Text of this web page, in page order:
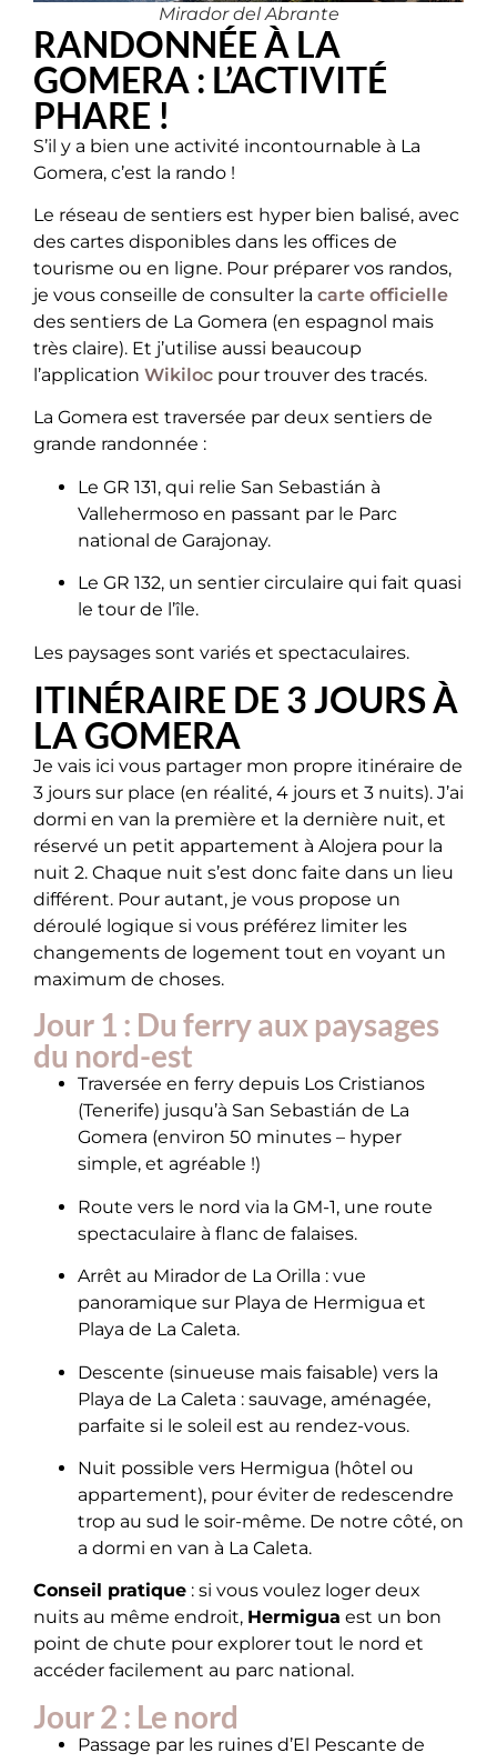
Mirador del Abrante
RANDONNÉE À LA
GOMERA : L’ACTIVITÉ
PHARE !
S’il y a bien une activité incontournable à La
Gomera, c’est la rando !
Le réseau de sentiers est hyper bien balisé, avec
des cartes disponibles dans les offices de
tourisme ou en ligne. Pour préparer vos randos,
je vous conseille de consulter la carte officielle
des sentiers de La Gomera (en espagnol mais
très claire). Et j’utilise aussi beaucoup
l’application Wikiloc pour trouver des tracés.
La Gomera est traversée par deux sentiers de
grande randonnée :
Le GR 131, qui relie San Sebastián à
Vallehermoso en passant par le Parc
national de Garajonay.
Le GR 132, un sentier circulaire qui fait quasi
le tour de l’île.
Les paysages sont variés et spectaculaires.
ITINÉRAIRE DE 3 JOURS À
LA GOMERA
Je vais ici vous partager mon propre itinéraire de
3 jours sur place (en réalité, 4 jours et 3 nuits). J’ai
dormi en van la première et la dernière nuit, et
réservé un petit appartement à Alojera pour la
nuit 2. Chaque nuit s’est donc faite dans un lieu
différent. Pour autant, je vous propose un
déroulé logique si vous préférez limiter les
changements de logement tout en voyant un
maximum de choses.
Jour 1 : Du ferry aux paysages
du nord-est
Traversée en ferry depuis Los Cristianos
(Tenerife) jusqu’à San Sebastián de La
Gomera (environ 50 minutes – hyper
simple, et agréable !)
Route vers le nord via la GM-1, une route
spectaculaire à flanc de falaises.
Arrêt au Mirador de La Orilla : vue
panoramique sur Playa de Hermigua et
Playa de La Caleta.
Descente (sinueuse mais faisable) vers la
Playa de La Caleta : sauvage, aménagée,
parfaite si le soleil est au rendez-vous.
Nuit possible vers Hermigua (hôtel ou
appartement), pour éviter de redescendre
trop au sud le soir-même. De notre côté, on
a dormi en van à La Caleta.
Conseil pratique : si vous voulez loger deux
nuits au même endroit, Hermigua est un bon
point de chute pour explorer tout le nord et
accéder facilement au parc national.
Jour 2 : Le nord
Passage par les ruines d’El Pescante de